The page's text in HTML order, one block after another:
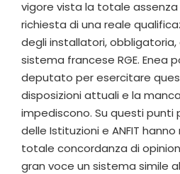
vigore vista la totale
richiesta di una reale
degli installatori, obbligatoria,
sistema francese RGE. Enea
deputato per esercitare
disposizioni attuali e la
impediscono. Su questi punti
delle Istituzioni e ANFIT
totale concordanza di
gran voce un sistema simile